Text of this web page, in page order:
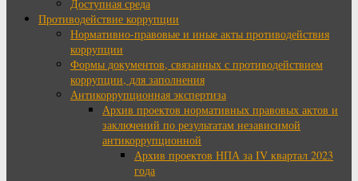
Доступная среда
Противодействие коррупции
Нормативно-правовые и иные акты противодействия
коррупции
Формы документов, связанных с противодействием
коррупции, для заполнения
Антикоррупционная экспертиза
Архив проектов нормативных правовых актов и
заключений по результатам независимой
антикоррупционной
Архив проектов НПА за IV квартал 2023
года